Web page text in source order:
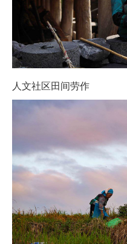
人文社区田间劳作